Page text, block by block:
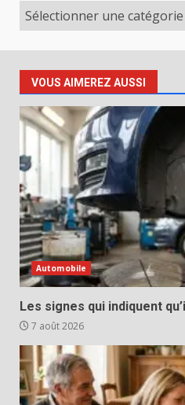
Catégories
VOUS AIMEREZ AUSSI
Automobile
Les signes qui indiquent
7 août 2026